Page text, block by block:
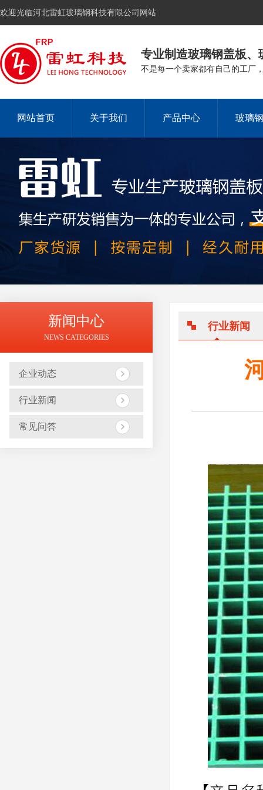
欢迎光临河北雷虹玻璃钢科技有限公司网站
专业制造玻璃钢盖板
不是每一个卖家都有自己的工厂
网站首页 关于我们 产品中心 玻璃
新闻中心
NEWS CATEGORIES
企业动态
行业新闻
常见问答
行业新闻